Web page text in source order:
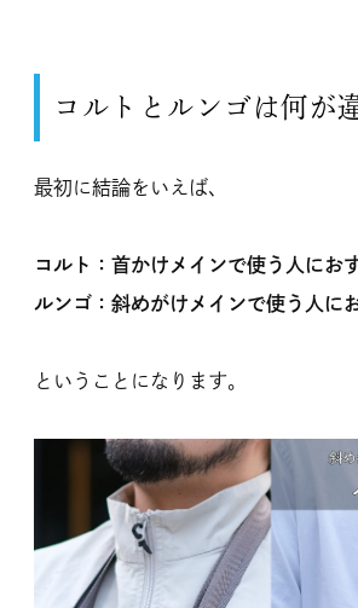
コルトとルンゴは何が
最初に結論をいえば、
コルト：首かけメインで使う人にお
ルンゴ：斜めがけメインで使う人に
ということになります。